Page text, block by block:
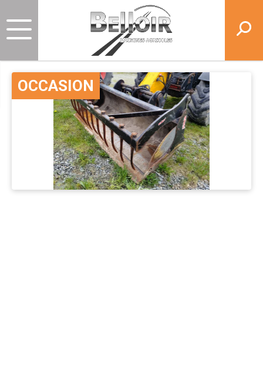
OCCASION